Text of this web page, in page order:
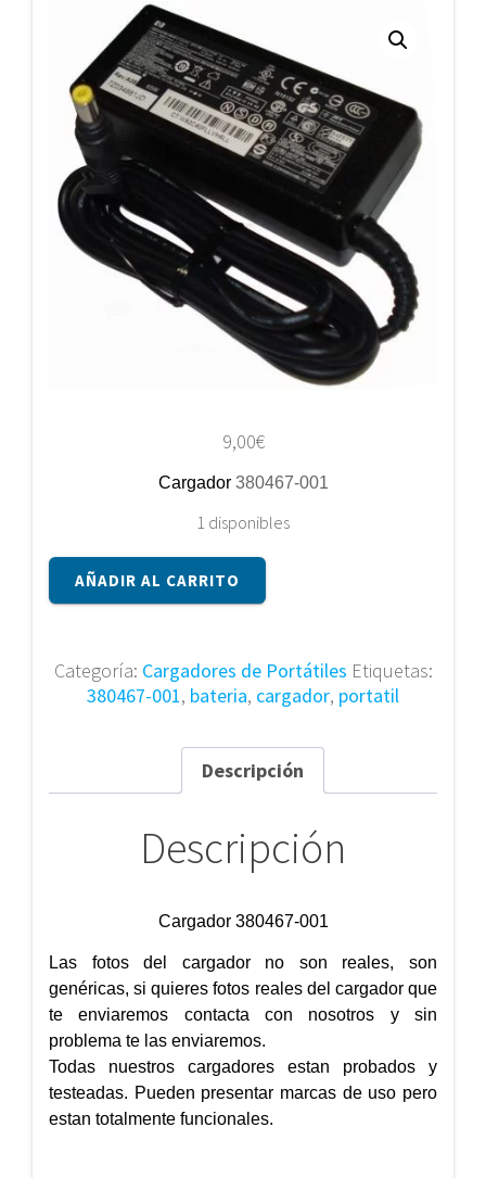
9,00€
Cargador 380467-001
1 disponibles
Cargador
380467-
AÑADIR AL CARRITO
Categoría: Cargadores de Portátiles Etiquetas:
380467-001, bateria, cargador, portatil
Descripción
Descripción
Cargador 380467-001
Las fotos del cargador no son reales, son
genéricas, si quieres fotos reales del cargador que
te enviaremos contacta con nosotros y sin
problema te las enviaremos.
Todas nuestros cargadores estan probados y
testeadas. Pueden presentar marcas de uso pero
estan totalmente funcionales.
entradas